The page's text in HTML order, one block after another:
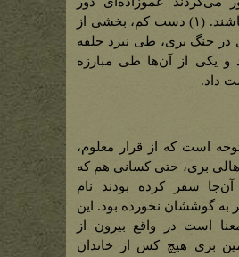
است کنجکاو باشند. (۱) دست کم، بخشی از
در جنگ بری، طی نبرد حلقه
و یکی از آن‌ها طی مبارزه
داد.
است که از قرار معلوم،
اهالی بری، حتی کسانی هم که
آن‌جا سفر کرده بودند نام
به گوششان نخورده بود. این
معنا است در واقع بیرون از
بری هیچ کس از خاندان